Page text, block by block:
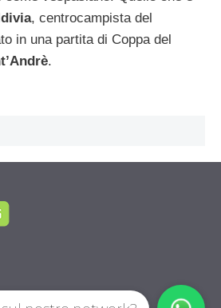
, centrocampista del
in una partita di Coppa del
.